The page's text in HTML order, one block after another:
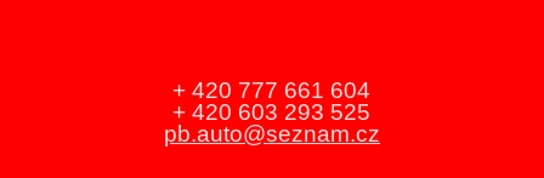
+ 420 777 661 604
+ 420 603 293 525
pb.auto@seznam.cz